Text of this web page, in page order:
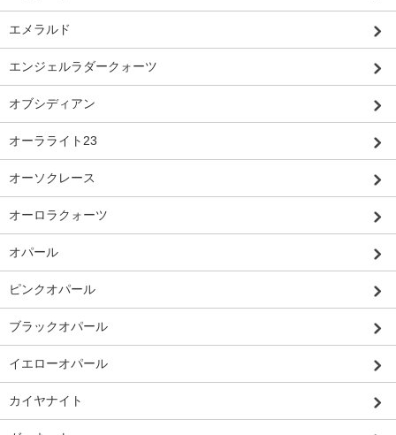
エメラルド
エンジェルラダークォーツ
オブシディアン
オーラライト23
オーソクレース
オーロラクォーツ
オパール
ピンクオパール
ブラックオパール
イエローオパール
カイヤナイト